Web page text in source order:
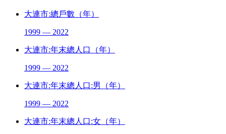
大連市:總戶數（年）
1999 — 2022
大連市:年末總人口（年）
1999 — 2022
大連市:年末總人口:男（年）
1999 — 2022
大連市:年末總人口:女（年）